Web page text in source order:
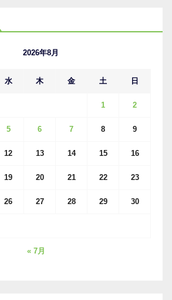
2026年8月
水 木 金 土 日
1 2
5 6 7 8 9
12 13 14 15 16
19 20 21 22 23
26 27 28 29 30
« 7月